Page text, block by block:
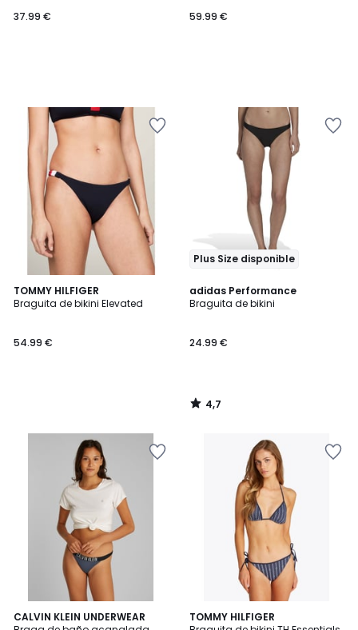
37.99 € 59.99 €
TOMMY HILFIGER
Braguita de bikini Elevated
54.99 €
Plus Size disponible
adidas Performance
Braguita de bikini
24.99 €
4,7
/ 5
4,7
/
CALVIN KLEIN UNDERWEAR
TOMMY HILFIGER